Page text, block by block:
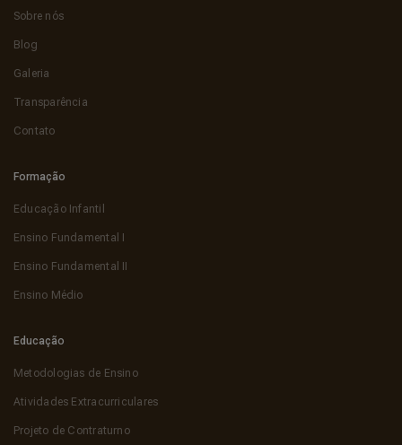
Sobre nós
Blog
Galeria
Transparência
Contato
Formação
Educação Infantil
Ensino Fundamental I
Ensino Fundamental II
Ensino Médio
Educação
Metodologias de Ensino
Atividades Extracurriculares
Projeto de Contraturno